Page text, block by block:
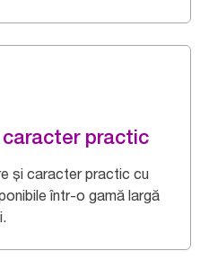
practic
și caracter practic cu
într-o gamă largă